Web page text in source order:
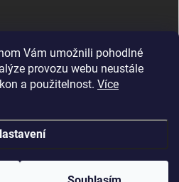
Vám umožnili pohodlné
provozu webu neustále
a použitelnost. Více
. Všechna práva vyhrazena.